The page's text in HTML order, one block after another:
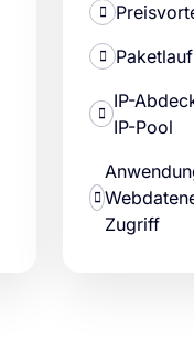
IP-
IP-Pool
Zugriff